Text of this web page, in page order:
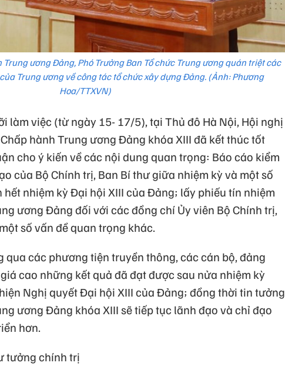
Trung ương Đảng, Phó Trưởng Ban Tổ chức Trung ương quán triệt các
Trung ương về công tác tổ chức xây dựng Đảng. (Ảnh: Phương
Hoa/TTXVN)
làm việc (từ ngày 15- 17/5), tại Thủ đô Hà Nội, Hội nghị
hành Trung ương Đảng khóa XIII đã kết thúc tốt
cho ý kiến về các nội dung quan trọng: Báo cáo kiểm
của Bộ Chính trị, Ban Bí thư giữa nhiệm kỳ và một số
hết nhiệm kỳ Đại hội XIII của Đảng; lấy phiếu tín nhiệm
ương Đảng đối với các đồng chí Ủy viên Bộ Chính trị,
số vấn đề quan trọng khác.
qua các phương tiện truyền thông, các cán bộ, đảng
cao những kết quả đã đạt được sau nửa nhiệm kỳ
Nghị quyết Đại hội XIII của Đảng; đồng thời tin tưởng
ương Đảng khóa XIII sẽ tiếp tục lãnh đạo và chỉ đạo
hơn.
tưởng chính trị